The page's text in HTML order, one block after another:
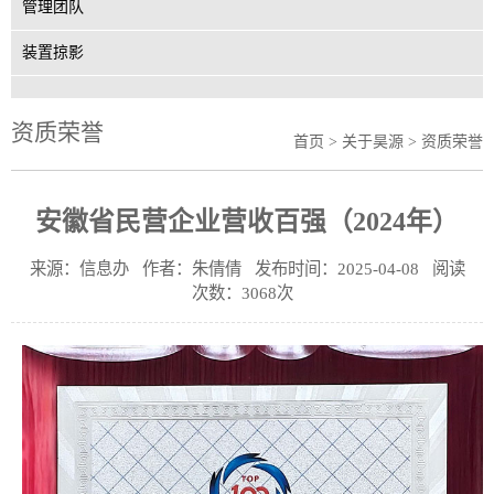
管理团队
装置掠影
资质荣誉 首页 > 关于昊源 > 资质荣誉
安徽省民营企业营收百强（2024年）
来源：信息办 作者：朱倩倩 发布时间：2025-04-08 阅读
次数：3068次